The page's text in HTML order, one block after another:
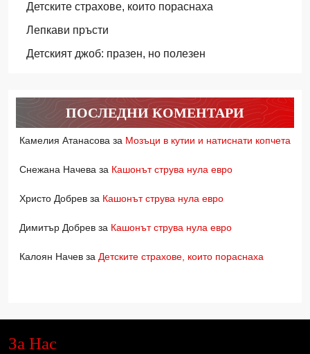
Детските страхове, които пораснаха
Лепкави пръсти
Детският джоб: празен, но полезен
ПОСЛЕДНИ КОМЕНТАРИ
Камелия Атанасова за Мозъци в кутии и натиснати копчета
Снежана Начева за Кашонът струва нула евро
Христо Добрев за Кашонът струва нула евро
Димитър Добрев за Кашонът струва нула евро
Калоян Начев за Детските страхове, които пораснаха
За Нас